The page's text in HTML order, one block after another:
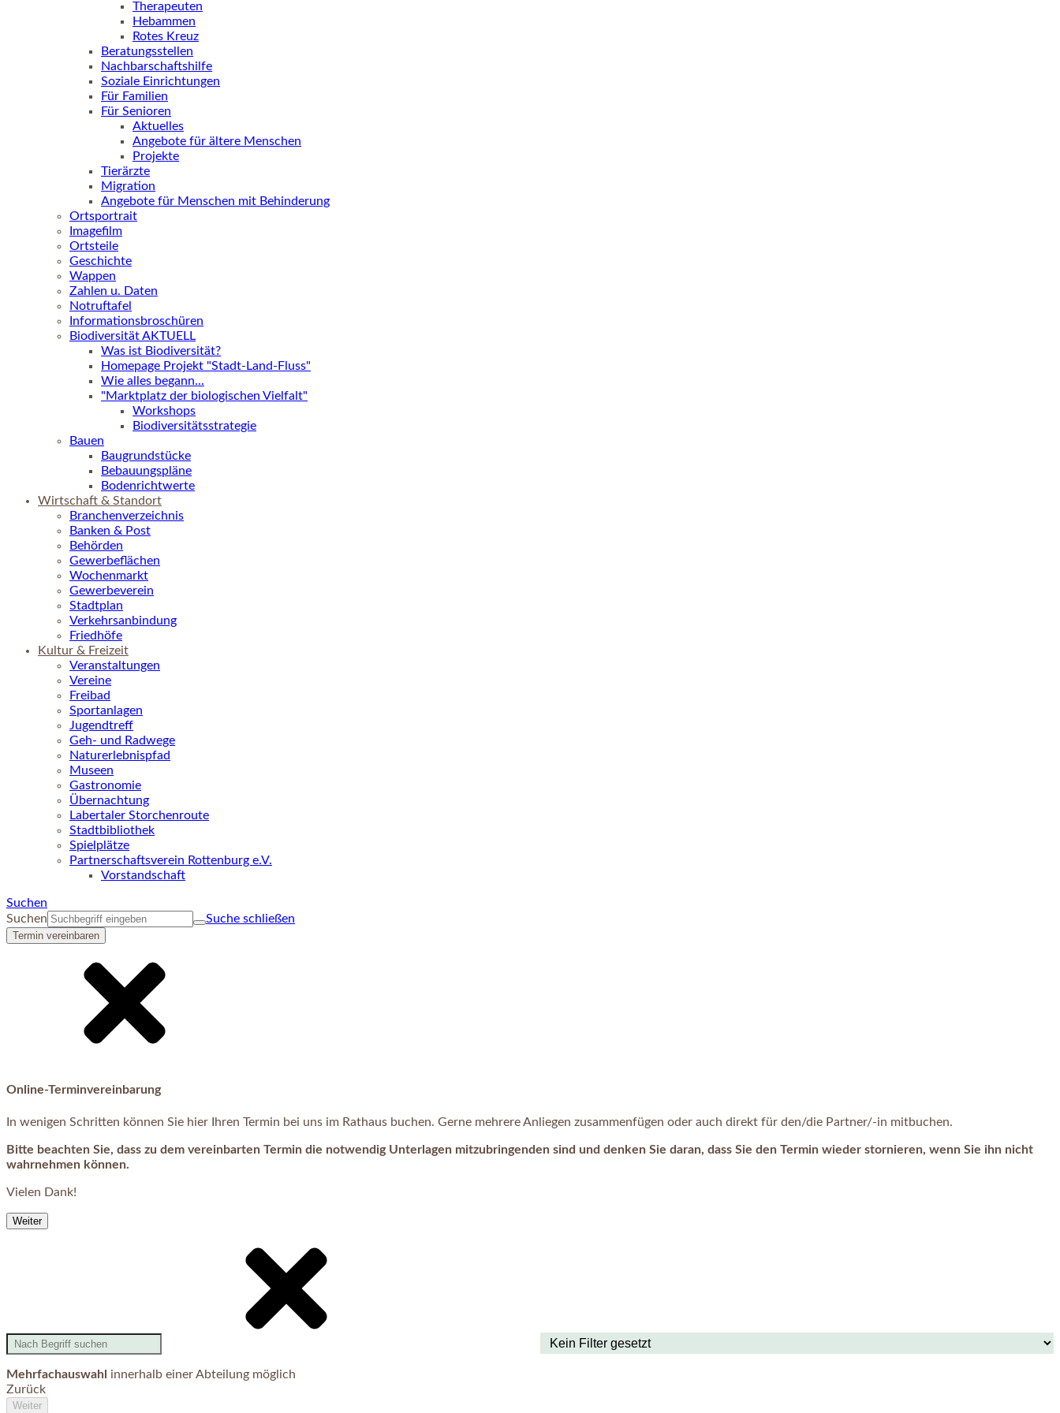
Therapeuten
Hebammen
Rotes Kreuz
Beratungsstellen
Nachbarschaftshilfe
Soziale Einrichtungen
Für Familien
Für Senioren
Aktuelles
Angebote für ältere Menschen
Projekte
Tierärzte
Migration
Angebote für Menschen mit Behinderung
Ortsportrait
Imagefilm
Ortsteile
Geschichte
Wappen
Zahlen u. Daten
Notruftafel
Informationsbroschüren
Biodiversität AKTUELL
Was ist Biodiversität?
Homepage Projekt "Stadt-Land-Fluss"
Wie alles begann...
"Marktplatz der biologischen Vielfalt"
Workshops
Biodiversitätsstrategie
Bauen
Baugrundstücke
Bebauungspläne
Bodenrichtwerte
Wirtschaft & Standort
Branchenverzeichnis
Banken & Post
Behörden
Gewerbeflächen
Wochenmarkt
Gewerbeverein
Stadtplan
Verkehrsanbindung
Friedhöfe
Kultur & Freizeit
Veranstaltungen
Vereine
Freibad
Sportanlagen
Jugendtreff
Geh- und Radwege
Naturerlebnispfad
Museen
Gastronomie
Übernachtung
Labertaler Storchenroute
Stadtbibliothek
Spielplätze
Partnerschaftsverein Rottenburg e.V.
Vorstandschaft
Suchen
Suchen
Suche schließen
Termin vereinbaren
Online-Terminvereinbarung
In wenigen Schritten können Sie hier Ihren Termin bei uns im Rathaus buchen. Gerne mehrere Anliegen zusammenfügen oder auch direkt für den/die Partner/-in mitbuchen.
Bitte beachten Sie, dass zu dem vereinbarten Termin die notwendig Unterlagen mitzubringenden sind und denken Sie daran, dass Sie den Termin wieder stornieren, wenn Sie ihn nicht
wahrnehmen können.
Vielen Dank!
Weiter
Mehrfachauswahl innerhalb einer Abteilung möglich
Zurück
Weiter